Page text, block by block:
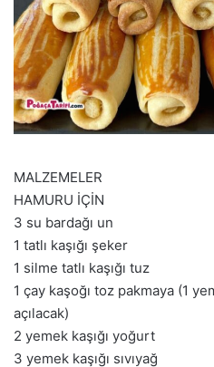
MALZEMELER
HAMURU İÇİN
3 su bardağı un
1 tatlı kaşığı şeker
1 silme tatlı kaşığı tuz
1 çay kaşoğı toz pakmaya (1
açılacak)
2 yemek kaşığı yoğurt
3 yemek kaşığı sıvıyağ